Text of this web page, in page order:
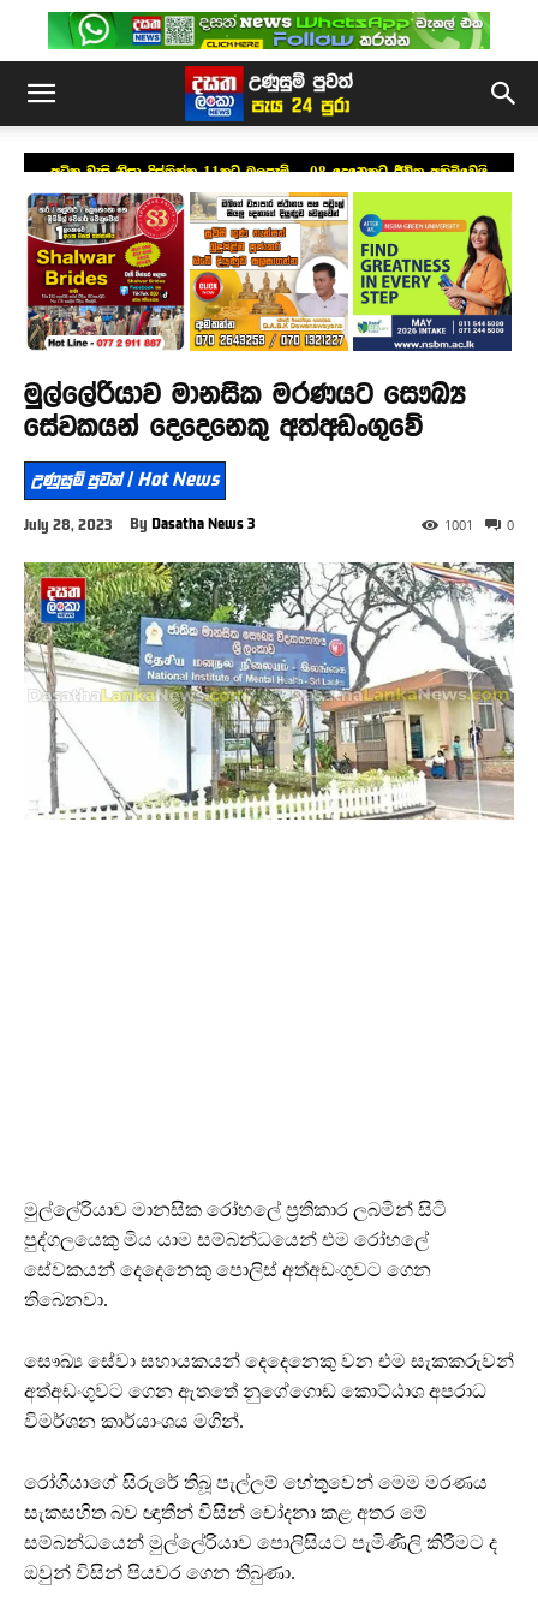
අධික වැසි නිසා දිස්ත්‍රික්ක 11කට බලපෑම් – 08 දෙනෙකුට ජීවිත අහිමිවෙයි
මුල්ලේරියාව මානසික මරණයට සෞඛ්‍ය
සේවකයන් දෙදෙනෙකු අත්අඩංගුවේ
උණුසුම් පුවත් | Hot News
July 28, 2023 By Dasatha News 3 0
1001
මුල්ලේරියාව මානසික රෝහලේ ප්‍රතිකාර ලබමින් සිටි
පුද්ගලයෙකු මිය යාම සම්බන්ධයෙන් එම රෝහලේ
සේවකයන් දෙදෙනෙකු පොලිස් අත්අඩංගුවට ගෙන
තිබෙනවා.
සෞඛ්‍ය සේවා සහායකයන් දෙදෙනෙකු වන එම සැකකරුවන්
අත්අඩංගුවට ගෙන ඇතතේ නුගේගොඩ කොට්ඨාශ අපරාධ
විමර්ශන කාර්යාංශය මගින්.
රෝගියාගේ සිරුරේ තිබූ පැල්ලම් හේතුවෙන් මෙම මරණය
සැකසහිත බව ඥාතීන් විසින් චෝදනා කළ අතර මේ
සම්බන්ධයෙන් මුල්ලේරියාව පොලිසියට පැමිණිලි කිරීමට ද
ඔවුන් විසින් පියවර ගෙන තිබුණා.